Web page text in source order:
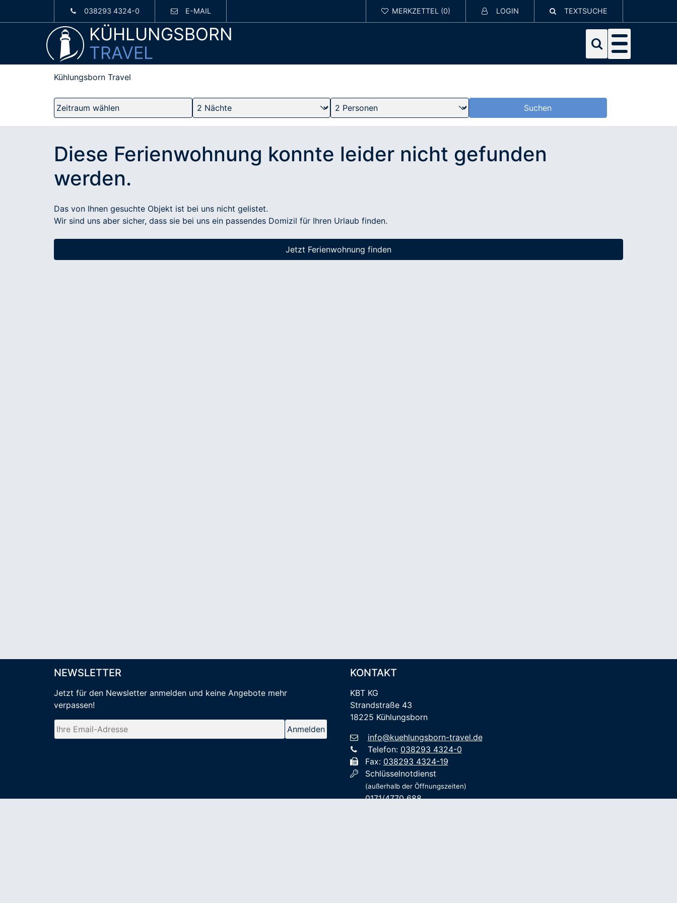
038293 4324-0 E-MAIL LOGIN TEXTSUCHE
KÜHLUNGSBORN
TRAVEL
Kühlungsborn Travel
Diese Ferienwohnung konnte leider nicht gefunden
werden.
Das von Ihnen gesuchte Objekt ist bei uns nicht gelistet.
Wir sind uns aber sicher, dass sie bei uns ein passendes Domizil für Ihren Urlaub finden.
Jetzt Ferienwohnung finden
NEWSLETTER
Jetzt für den Newsletter anmelden und keine Angebote mehr
verpassen!
KONTAKT
KBT KG
Strandstraße 43
18225 Kühlungsborn
info@kuehlungsborn-travel.de
Telefon: 038293 4324-0
Fax: 038293 4324-19
Schlüsselnotdienst
(außerhalb der Öffnungszeiten)
0171/4770 688